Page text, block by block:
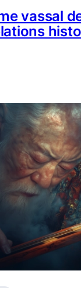
vassal